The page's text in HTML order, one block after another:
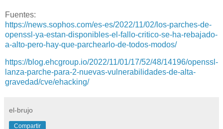
Fuentes:
https://news.sophos.com/es-es/2022/11/02/los-parches-de-
openssl-ya-estan-disponibles-el-fallo-critico-se-ha-rebajado-
a-alto-pero-hay-que-parchearlo-de-todos-modos/
https://blog.ehcgroup.io/2022/11/01/17/52/48/14196/openssl-
lanza-parche-para-2-nuevas-vulnerabilidades-de-alta-
gravedad/cve/ehacking/
el-brujo
Compartir